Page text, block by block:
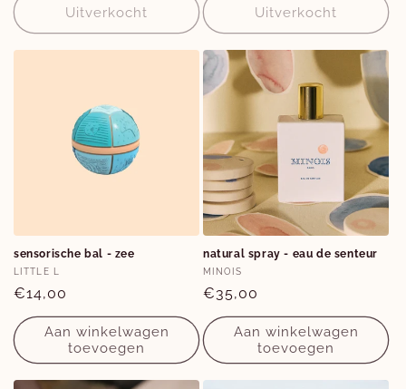
Uitverkocht Uitverkocht
sensorische bal - zee
Verkoper:
LITTLE L
Normale
prijs
€14,00
Aan winkelwagen
toevoegen
natural spray - eau de senteur
Verkoper:
MINOIS
Normale
prijs
€35,00
Aan winkelwagen
toevoegen